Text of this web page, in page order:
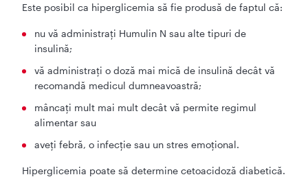
Este posibil ca hiperglicemia să fie produsă de faptul că:
nu vă administrați Humulin N sau alte tipuri de
insulină;
vă administrați o doză mai mică de insulină decât vă
recomandă medicul dumneavoastră;
mâncați mult mai mult decât vă permite regimul
alimentar sau
aveți febră, o infecție sau un stres emoțional.
Hiperglicemia poate să determine cetoacidoză diabetică.